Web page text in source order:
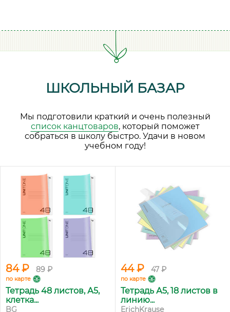
ШКОЛЬНЫЙ БАЗАР
Мы подготовили краткий и очень полезный
список канцтоваров, который поможет
собраться в школу быстро. Удачи в новом
учебном году!
84 ₽ 89 ₽
по карте
Тетрадь 48 листов, А5,
клетка...
BG
44 ₽ 47 ₽
по карте
Тетрадь А5, 18 листов в
линию...
ErichKrause